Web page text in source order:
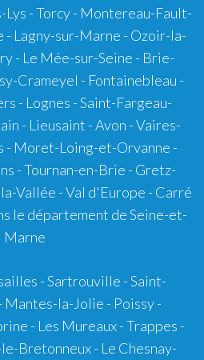
- Torcy - Montereau-Fault-
- Lagny-sur-Marne - Ozoir-la-
- Le Mée-sur-Seine - Brie-
Crameyel - Fontainebleau -
- Lognes - Saint-Fargeau-
- Lieusaint - Avon - Vaires-
- Moret-Loing-et-Orvanne -
- Tournan-en-Brie - Gretz-
Vallée - Val d'Europe - Carré
le département de Seine-et-
Marne
- Sartrouville - Saint-
Mantes-la-Jolie - Poissy -
- Les Mureaux - Trappes -
Bretonneux - Le Chesnay-